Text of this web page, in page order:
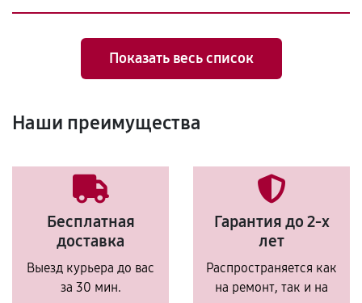
Показать весь список
Наши преимущества
Бесплатная
доставка
Выезд курьера до вас
за 30 мин.
Гарантия до 2-х
лет
Распространяется как
на ремонт, так и на